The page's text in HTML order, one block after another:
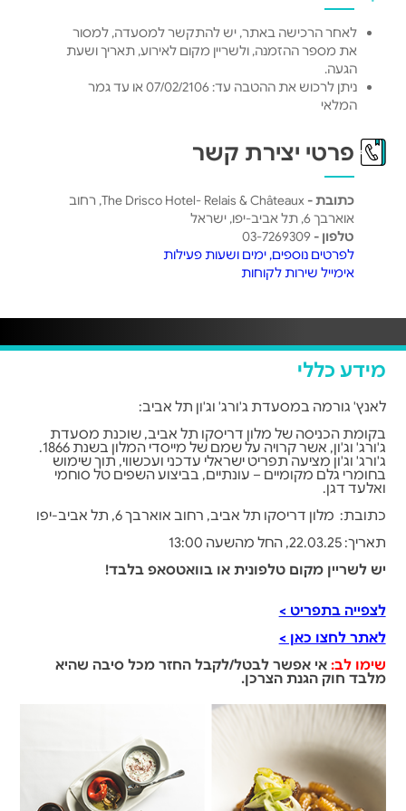
לאחר הרכישה באתר, יש להתקשר למסעדה, למסור
את מספר ההזמנה, ולשריין מקום לאירוע, תאריך ושעת
הגעה.
ניתן לרכוש את ההטבה עד: 07/02/2106 או עד גמר
המלאי
פרטי יצירת קשר
כתובת -
The Drisco Hotel- Relais & Châteaux, רחוב
אוארבך 6, תל אביב-יפו, ישראל
טלפון -03-7269309
לפרטים נוספים, ימים ושעות פעילות
אימייל שירות לקוחות
מידע כללי
לאנץ' גורמה במסעדת ג'ורג' וג'ון תל אביב:
בקומת הכניסה של מלון דריסקו תל אביב, שוכנת מסעדת
ג'ורג' וג'ון, אשר קרויה על שמם של מייסדי המלון בשנת 1866.
ג'ורג' וג'ון מציעה תפריט ישראלי עדכני ועכשווי, תוך שימוש
בחומרי גלם מקומיים – עונתיים, בביצוע השפים טל סוחמי
ואלעד דגן.
כתובת: מלון דריסקו תל אביב, רחוב אוארבך 6, תל אביב-יפו
תאריך: 22.03.25, החל מהשעה 13:00
יש לשריין מקום טלפונית או בוואטסאפ בלבד!
לצפייה בתפריט >
לאתר לחצו כאן >
שימו לב:אי אפשר לבטל/לקבל החזר מכל סיבה שהיא
מלבד חוק הגנת הצרכן.